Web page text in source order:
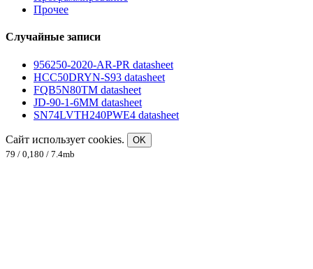
Прочее
Случайные записи
956250-2020-AR-PR datasheet
HCC50DRYN-S93 datasheet
FQB5N80TM datasheet
JD-90-1-6MM datasheet
SN74LVTH240PWE4 datasheet
Сайт использует cookies.
OK
79 / 0,180 / 7.4mb